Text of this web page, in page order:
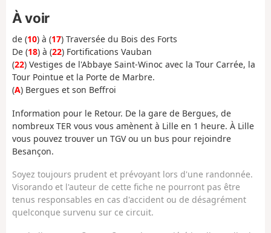
À voir
de (10) à (17) Traversée du Bois des Forts
De (18) à (22) Fortifications Vauban
(22) Vestiges de l'Abbaye Saint-Winoc avec la Tour Carrée, la
Tour Pointue et la Porte de Marbre.
(A) Bergues et son Beffroi
Information pour le Retour. De la gare de Bergues, de
nombreux TER vous vous amènent à Lille en 1 heure. À Lille
vous pouvez trouver un TGV ou un bus pour rejoindre
Besançon.
Soyez toujours prudent et prévoyant lors d'une randonnée.
Visorando et l'auteur de cette fiche ne pourront pas être
tenus responsables en cas d'accident ou de désagrément
quelconque survenu sur ce circuit.